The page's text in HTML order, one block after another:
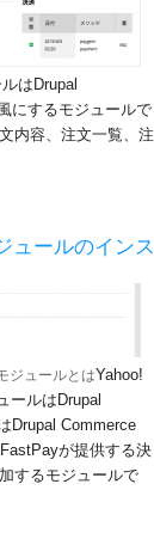
はDrupal
にするモジュールで
内容、注文一覧、注
ュールのインス
ジュールとはYahoo!
ールはDrupal
Drupal Commerce
が提供する決
するモジュールで